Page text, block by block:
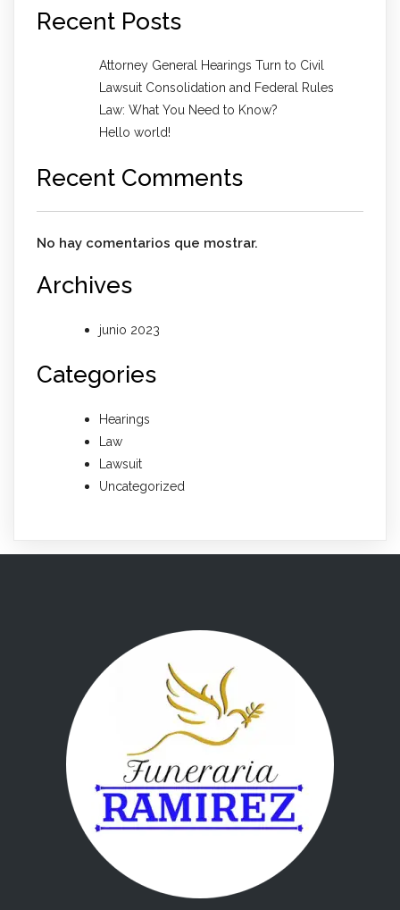
Recent Posts
Attorney General Hearings Turn to Civil
Lawsuit Consolidation and Federal Rules
Law: What You Need to Know?
Hello world!
Recent Comments
No hay comentarios que mostrar.
Archives
junio 2023
Categories
Hearings
Law
Lawsuit
Uncategorized